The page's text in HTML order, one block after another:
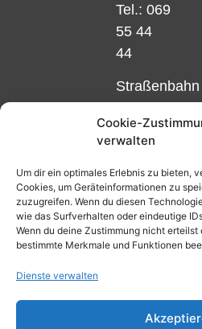
Cookie-
verwalten
Um dir ein optimales Erlebnis zu bieten,
Cookies, um Geräteinformationen zu
zuzugreifen. Wenn du diesen
wie das Surfverhalten oder eindeutige
Wenn du deine Zustimmung nicht
bestimmte Merkmale und Funktionen
Dienste verwalten
Tel.: 069
55 44
44
Straßenbahn
Linie 18
und 12,
Haltestelle
Matthias-
Beltz-
Platz
oder
Haltestelle